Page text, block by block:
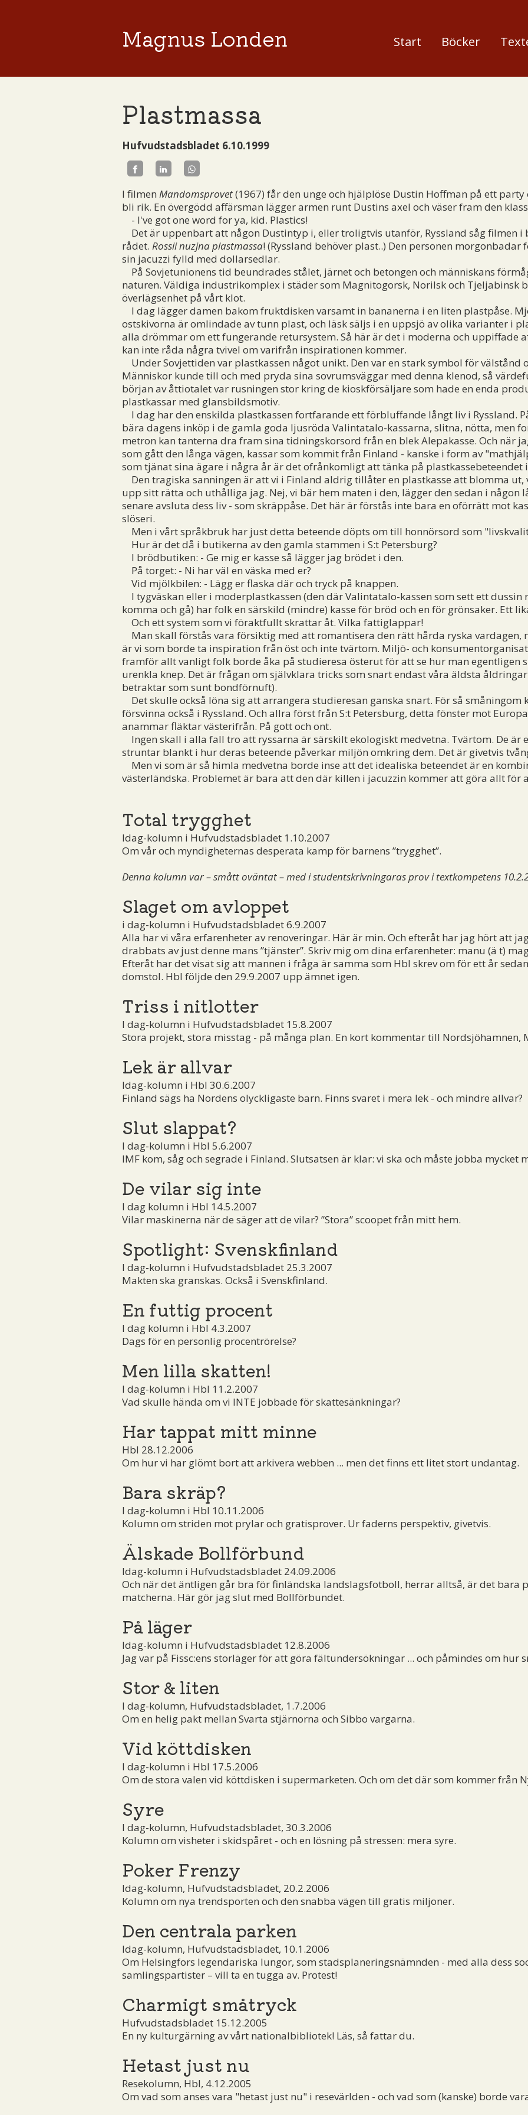
Magnus Londen Start Böcker
Plastmassa
Hufvudstadsbladet 6.10.1999
I filmen Mandomsprovet(1967) får den unge och hjälplöse Dustin Hoffman på ett
bli rik. En övergödd affärsman lägger armen runt Dustins axel och väser fram den
- I've got one word for ya, kid. Plastics!
Det är uppenbart att någon Dustintyp i, eller troligtvis utanför, Ryssland såg filmen i
rådet. Rossii nuzjna plastmassa! (Ryssland behöver plast..) Den personen
sin jacuzzi fylld med dollarsedlar.
På Sovjetunionens tid beundrades stålet, järnet och betongen och människans
naturen. Väldiga industrikomplex i städer som Magnitogorsk, Norilsk och Tjeljabinsk
överlägsenhet på vårt klot.
I dag lägger damen bakom fruktdisken varsamt in bananerna i en liten plastpåse.
ostskivorna är omlindade av tunn plast, och läsk säljs i en uppsjö av olika varianter i
alla drömmar om ett fungerande retursystem. Så här är det i moderna och uppiffade
kan inte råda några tvivel om varifrån inspirationen kommer.
Under Sovjettiden var plastkassen något unikt. Den var en stark symbol för välstånd
Människor kunde till och med pryda sina sovrumsväggar med denna klenod, så
början av åttiotalet var rusningen stor kring de kioskförsäljare som hade en enda
plastkassar med glansbildsmotiv.
I dag har den enskilda plastkassen fortfarande ett förbluffande långt liv i Ryssland.
bära dagens inköp i de gamla goda ljusröda Valintatalo-kassarna, slitna, nötta, men
metron kan tanterna dra fram sina tidningskorsord från en blek Alepakasse. Och när
som gått den långa vägen, kassar som kommit från Finland - kanske i form av
som tjänat sina ägare i några år är det ofrånkomligt att tänka på plastkassebeteendet
Den tragiska sanningen är att vi i Finland aldrig tillåter en plastkasse att blomma ut,
upp sitt rätta och uthålliga jag. Nej, vi bär hem maten i den, lägger den sedan i
senare avsluta dess liv - som skräppåse. Det här är förstås inte bara en oförrätt mot
slöseri.
Men i vårt språkbruk har just detta beteende döpts om till honnörsord som
Hur är det då i butikerna av den gamla stammen i S:t Petersburg?
I brödbutiken: - Ge mig er kasse så lägger jag brödet i den.
På torget: - Ni har väl en väska med er?
Vid mjölkbilen: - Lägg er flaska där och tryck på knappen.
I tygväskan eller i moderplastkassen (den där Valintatalo-kassen som sett ett
komma och gå) har folk en särskild (mindre) kasse för bröd och en för grönsaker. Ett
Och ett system som vi föraktfullt skrattar åt. Vilka fattiglappar!
Man skall förstås vara försiktig med att romantisera den rätt hårda ryska vardagen,
är vi som borde ta inspiration från öst och inte tvärtom. Miljö- och
framför allt vanligt folk borde åka på studieresa österut för att se hur man egentligen
urenkla knep. Det är frågan om självklara tricks som snart endast våra äldsta
betraktar som sunt bondförnuft).
Det skulle också löna sig att arrangera studieresan ganska snart. För så småningom
försvinna också i Ryssland. Och allra först från S:t Petersburg, detta fönster mot
anammar fläktar västerifrån. På gott och ont.
Ingen skall i alla fall tro att ryssarna är särskilt ekologiskt medvetna. Tvärtom. De är
struntar blankt i hur deras beteende påverkar miljön omkring dem. Det är givetvis
Men vi som är så himla medvetna borde inse att det idealiska beteendet är en
västerländska. Problemet är bara att den där killen i jacuzzin kommer att göra allt för
Total trygghet
Idag-kolumn i Hufvudstadsbladet 1.10.2007
Om vår och myndigheternas desperata kamp för barnens ”trygghet”.
Denna kolumn var – smått oväntat – med i studentskrivningaras prov i textkompetens
Slaget om avloppet
i dag-kolumn i Hufvudstadsbladet 6.9.2007
Alla har vi våra erfarenheter av renoveringar. Här är min. Och efteråt har jag hört att
drabbats av just denne mans ”tjänster”. Skriv mig om dina erfarenheter: manu (ä t)
Efteråt har det visat sig att mannen i fråga är samma som Hbl skrev om för ett år
domstol. Hbl följde den 29.9.2007 upp ämnet igen.
Triss i nitlotter
I dag-kolumn i Hufvudstadsbladet 15.8.2007
Stora projekt, stora misstag - på många plan. En kort kommentar till Nordsjöhamnen,
Lek är allvar
Idag-kolumn i Hbl 30.6.2007
Finland sägs ha Nordens olyckligaste barn. Finns svaret i mera lek - och mindre allvar?
Slut slappat?
I dag-kolumn i Hbl 5.6.2007
IMF kom, såg och segrade i Finland. Slutsatsen är klar: vi ska och måste jobba mycket
De vilar sig inte
I dag kolumn i Hbl 14.5.2007
Vilar maskinerna när de säger att de vilar? ”Stora” scoopet från mitt hem.
Spotlight: Svenskfinland
I dag-kolumn i Hufvudstadsbladet 25.3.2007
Makten ska granskas. Också i Svenskfinland.
En futtig procent
I dag kolumn i Hbl 4.3.2007
Dags för en personlig procentrörelse?
Men lilla skatten!
I dag-kolumn i Hbl 11.2.2007
Vad skulle hända om vi INTE jobbade för skattesänkningar?
Har tappat mitt minne
Hbl 28.12.2006
Om hur vi har glömt bort att arkivera webben ... men det finns ett litet stort undantag.
Bara skräp?
I dag-kolumn i Hbl 10.11.2006
Kolumn om striden mot prylar och gratisprover. Ur faderns perspektiv, givetvis.
Älskade Bollförbund
Idag-kolumn i Hufvudstadsbladet 24.09.2006
Och när det äntligen går bra för finländska landslagsfotboll, herrar alltså, är det bara
matcherna. Här gör jag slut med Bollförbundet.
På läger
Idag-kolumn i Hufvudstadsbladet 12.8.2006
Jag var på Fissc:ens storläger för att göra fältundersökningar ... och påmindes om hur
Stor & liten
I dag-kolumn, Hufvudstadsbladet, 1.7.2006
Om en helig pakt mellan Svarta stjärnorna och Sibbo vargarna.
Vid köttdisken
I dag-kolumn i Hbl 17.5.2006
Om de stora valen vid köttdisken i supermarketen. Och om det där som kommer från
Syre
I dag-kolumn, Hufvudstadsbladet, 30.3.2006
Kolumn om visheter i skidspåret - och en lösning på stressen: mera syre.
Poker Frenzy
Idag-kolumn, Hufvudstadsbladet, 20.2.2006
Kolumn om nya trendsporten och den snabba vägen till gratis miljoner.
Den centrala parken
Idag-kolumn, Hufvudstadsbladet, 10.1.2006
Om Helsingfors legendariska lungor, som stadsplaneringsnämnden - med alla dess
samlingspartister – vill ta en tugga av. Protest!
Charmigt småtryck
Hufvudstadsbladet 15.12.2005
En ny kulturgärning av vårt nationalbibliotek! Läs, så fattar du.
Hetast just nu
Resekolumn, Hbl, 4.12.2005
Om vad som anses vara "hetast just nu" i resevärlden - och vad som (kanske) borde